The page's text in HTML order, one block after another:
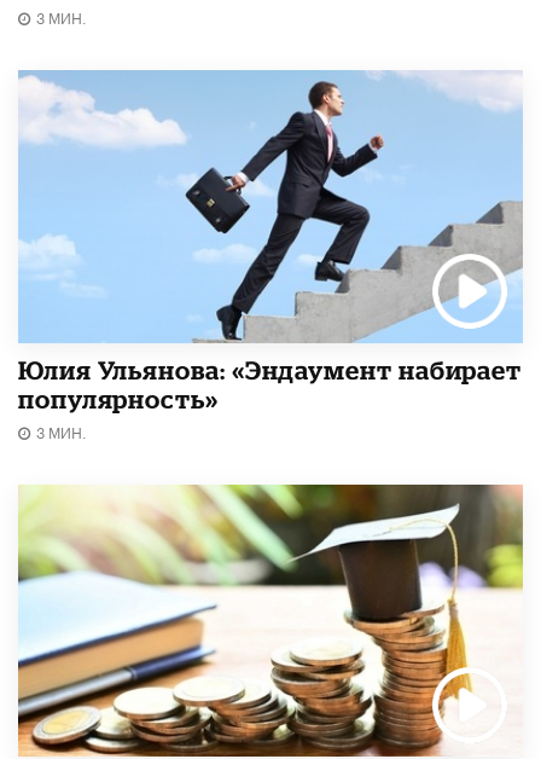
3 МИН.
Юлия Ульянова: «Эндаумент набирает
популярность»
3 МИН.